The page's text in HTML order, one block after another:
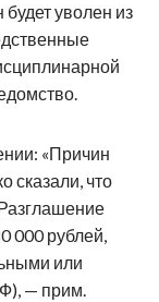
уволен из
«Причин
сказали, что
000 рублей,
или
— прим.